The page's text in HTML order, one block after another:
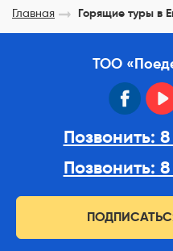
Главная Горящие туры в
ТОО
Позвонить:
Позвонить: